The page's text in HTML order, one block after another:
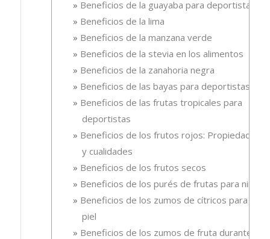
Beneficios de la guayaba para deportistas
Beneficios de la lima
Beneficios de la manzana verde
Beneficios de la stevia en los alimentos
Beneficios de la zanahoria negra
Beneficios de las bayas para deportistas
Beneficios de las frutas tropicales para
deportistas
Beneficios de los frutos rojos: Propiedades
y cualidades
Beneficios de los frutos secos
Beneficios de los purés de frutas para niños
Beneficios de los zumos de cítricos para la
piel
Beneficios de los zumos de fruta durante el